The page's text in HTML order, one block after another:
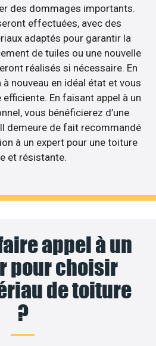
des dommages importants.
effectuées, avec des
adaptés pour garantir la
de tuiles ou une nouvelle
réalisés si nécessaire. En
nouveau en idéal état et vous
En faisant appel à un
vous bénéficierez d’une
demeure de fait recommandé
à un expert pour une toiture
et résistante.
appel à un
pour choisir
de toiture
?